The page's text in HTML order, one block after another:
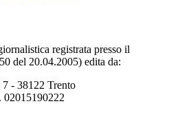
registrata presso il
del 20.04.2005) edita da:
- 38122 Trento
02015190222